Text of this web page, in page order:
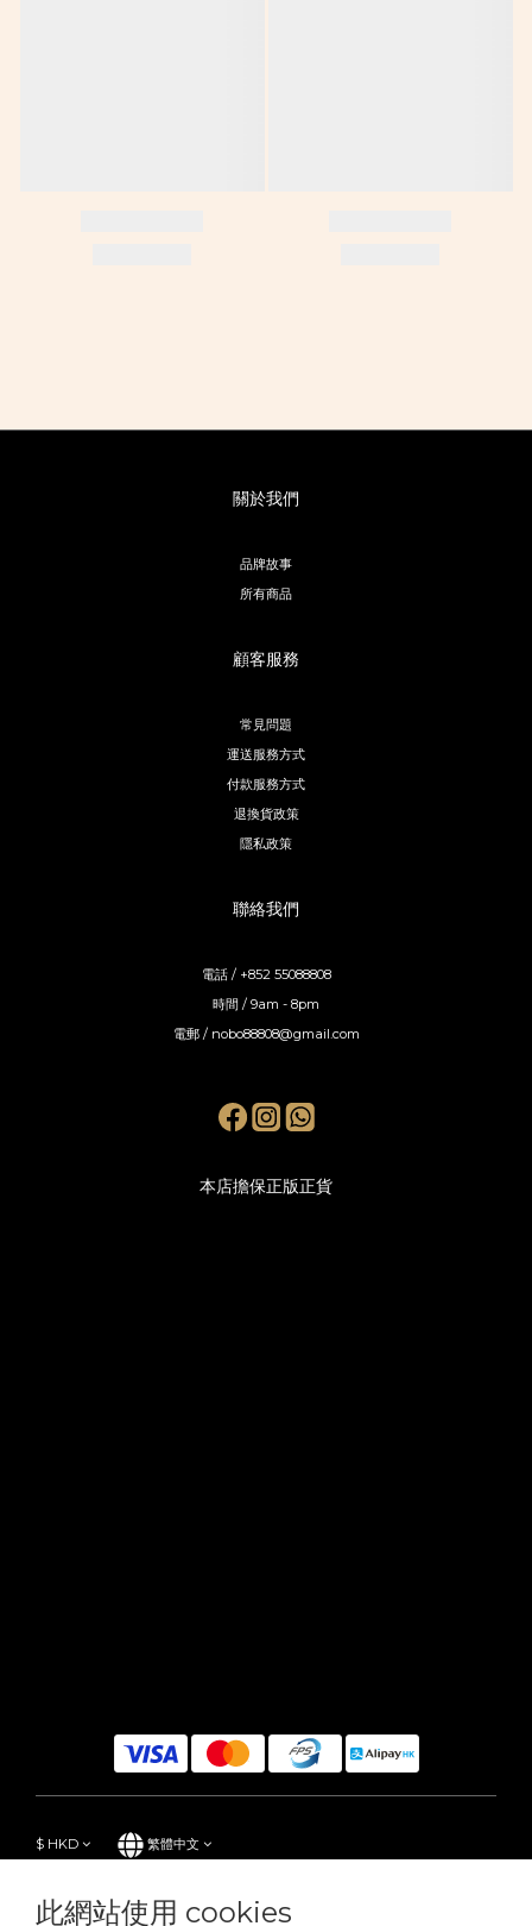
此網站使用 cookies
關於我們
品牌故事
所有商品
顧客服務
常見問題
運送服務方式
付款服務方式
退換貨政策
隱私政策
聯絡我們
電話 / +852 55088808
時間 / 9am - 8pm
電郵 / nobo88808@gmail.com
本店擔保正版正貨
$ HKD 繁體中文